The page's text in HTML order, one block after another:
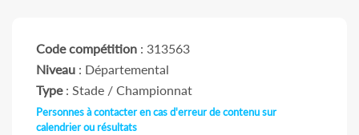
Code compétition : 313563
Niveau : Départemental
Type: Stade / Championnat
Personnes à contacter en cas d'erreur de contenu sur
calendrier ou résultats